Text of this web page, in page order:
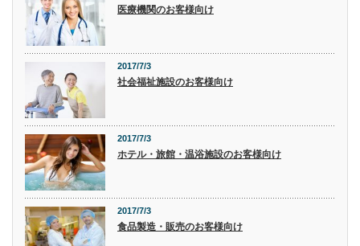
医療機関のお客様向け
2017/7/3
社会福祉施設のお客様向け
2017/7/3
ホテル・旅館・温浴施設のお客様向け
2017/7/3
食品製造・販売のお客様向け